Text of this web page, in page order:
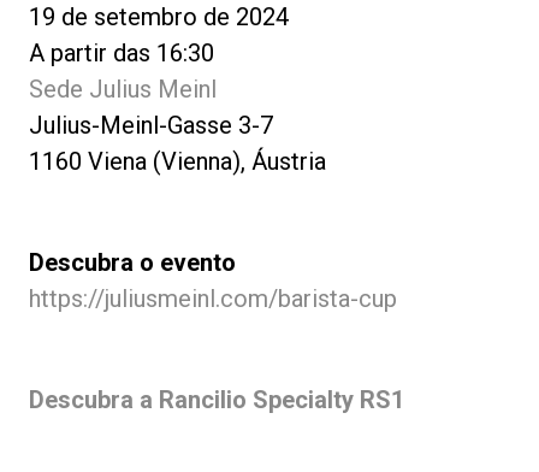
19 de setembro de 2024
A partir das 16:30
Sede Julius Meinl
Julius-Meinl-Gasse 3-7
1160 Viena (Vienna), Áustria
Descubra o evento
https://juliusmeinl.com/barista-cup
Descubra a Rancilio Specialty RS1